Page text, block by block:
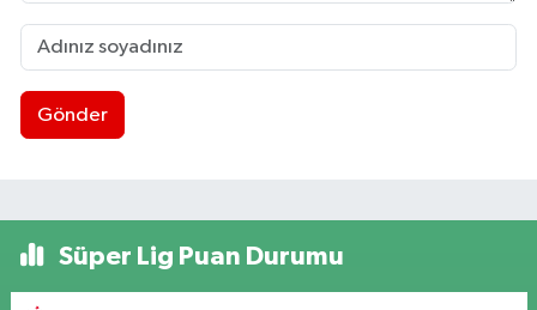
Gönder
Süper Lig Puan Durumu